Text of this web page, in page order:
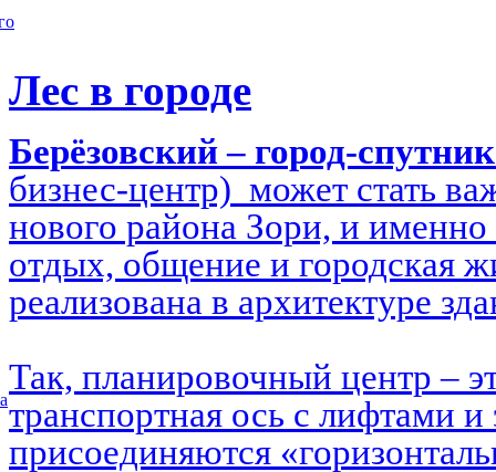
Лес в городе
Берёзовский – город-
бизнес-центр) может стать
нового района Зори, и именно
отдых, общение и городская
реализована в архитектуре
Так, планировочный центр –
транспортная ось с лифтами и
присоединяются